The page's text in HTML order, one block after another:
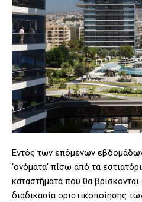
Εντός των επόμενων
‘ονόματα’ πίσω από τα
καταστήματα που θα
διαδικασία οριστικοποίησης